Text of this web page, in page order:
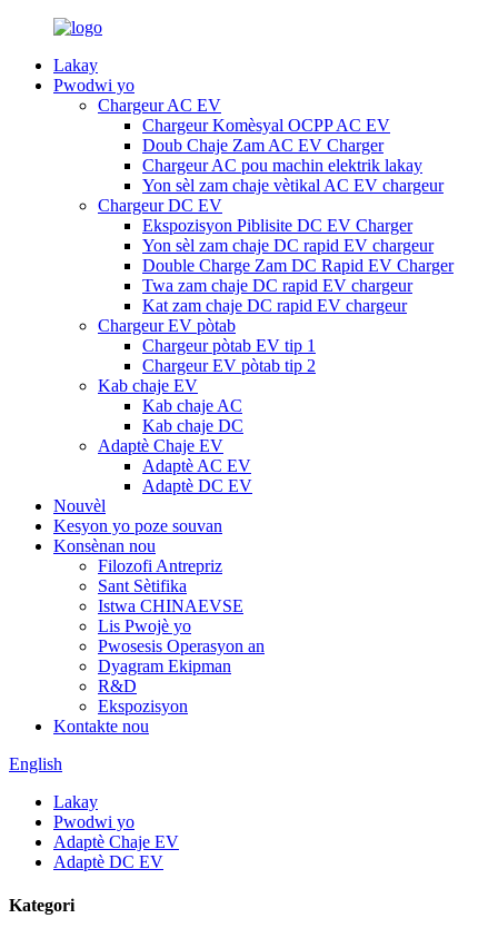
Lakay
Pwodwi yo
Chargeur AC EV
Chargeur Komèsyal OCPP AC EV
Doub Chaje Zam AC EV Charger
Chargeur AC pou machin elektrik lakay
Yon sèl zam chaje vètikal AC EV chargeur
Chargeur DC EV
Ekspozisyon Piblisite DC EV Charger
Yon sèl zam chaje DC rapid EV chargeur
Double Charge Zam DC Rapid EV Charger
Twa zam chaje DC rapid EV chargeur
Kat zam chaje DC rapid EV chargeur
Chargeur EV pòtab
Chargeur pòtab EV tip 1
Chargeur EV pòtab tip 2
Kab chaje EV
Kab chaje AC
Kab chaje DC
Adaptè Chaje EV
Adaptè AC EV
Adaptè DC EV
Nouvèl
Kesyon yo poze souvan
Konsènan nou
Filozofi Antrepriz
Sant Sètifika
Istwa CHINAEVSE
Lis Pwojè yo
Pwosesis Operasyon an
Dyagram Ekipman
R&D
Ekspozisyon
Kontakte nou
English
Lakay
Pwodwi yo
Adaptè Chaje EV
Adaptè DC EV
Kategori